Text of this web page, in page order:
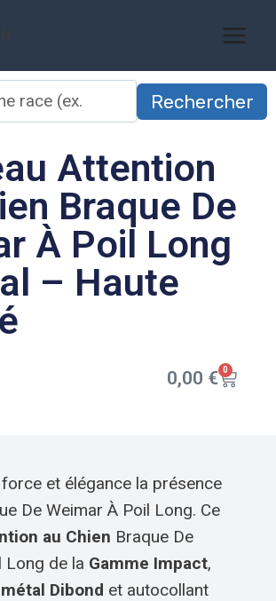
Rechercher
Attention
Braque De
À Poil Long
– Haute
0,00 € 0
et élégance la présence
De Weimar À Poil Long. Ce
au Chien Braque De
Long de la Gamme Impact,
métal Dibond et autocollant